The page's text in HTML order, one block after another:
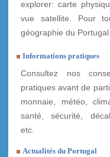
explorer: carte
vue satellite. Pour
géographie du Portugal.
Informations pratiques
Consultez nos
pratiques avant de
monnaie, météo,
santé, sécurité,
etc.
Actualités du Portugal